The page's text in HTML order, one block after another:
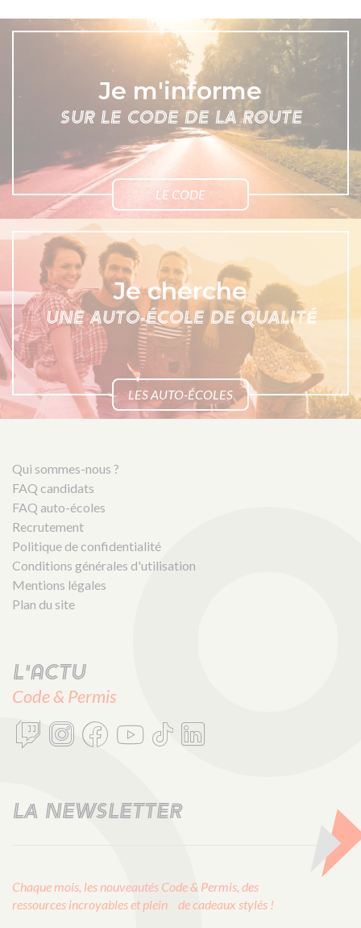
Je m'informe
SUR LE CODE DE LA ROUTE
LE CODE
Je cherche
UNE AUTO-ÉCOLE DE QUALITÉ
LES AUTO-ÉCOLES
Qui sommes-nous ?
FAQ candidats
FAQ auto-écoles
Recrutement
Politique de confidentialité
Conditions générales d'utilisation
Mentions légales
Plan du site
L'actu
Code & Permis
LA NEWSLETTER
Chaque mois, les nouveautés Code & Permis, des
ressources incroyables et plein de cadeaux stylés !